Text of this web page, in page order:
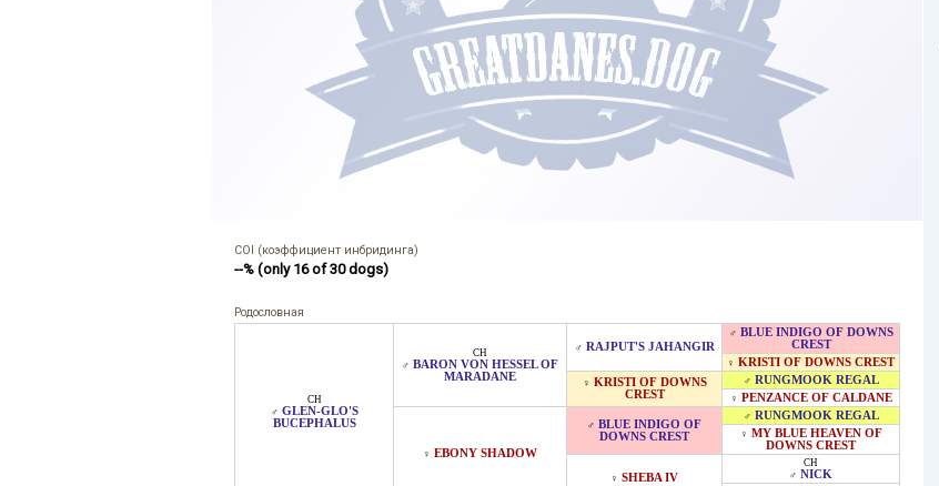
COI (коэффициент инбридинга)
--% (only 16 of 30 dogs)
Родословная
CH
♂ GLEN-GLO'S
BUCEPHALUS
CH
♂ BARON VON HESSEL OF
MARADANE
♂ RAJPUT'S JAHANGIR
♂ BLUE INDIGO OF DOWNS
CREST
♀ KRISTI OF DOWNS CREST
♀ KRISTI OF DOWNS
CREST
♂ RUNGMOOK REGAL
♀ PENZANCE OF CALDANE
♀ EBONY SHADOW
♂ BLUE INDIGO OF
DOWNS CREST
♂ RUNGMOOK REGAL
♀ MY BLUE HEAVEN OF
DOWNS CREST
♀ SHEBA IV
CH
♂ NICK